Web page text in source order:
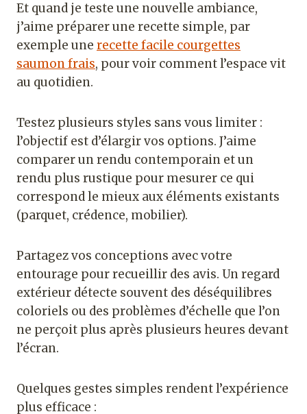
Et quand je teste une nouvelle ambiance,
j’aime préparer une recette simple, par
exemple une recette facile courgettes
saumon frais, pour voir comment l’espace vit
au quotidien.
Testez plusieurs styles sans vous limiter :
l’objectif est d’élargir vos options. J’aime
comparer un rendu contemporain et un
rendu plus rustique pour mesurer ce qui
correspond le mieux aux éléments existants
(parquet, crédence, mobilier).
Partagez vos conceptions avec votre
entourage pour recueillir des avis. Un regard
extérieur détecte souvent des déséquilibres
coloriels ou des problèmes d’échelle que l’on
ne perçoit plus après plusieurs heures devant
l’écran.
Quelques gestes simples rendent l’expérience
plus efficace :